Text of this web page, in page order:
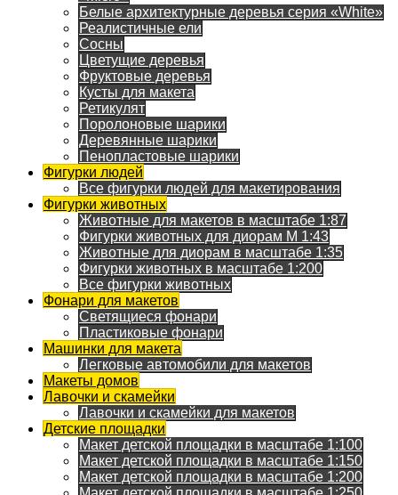
Белые архитектурные деревья серия «White»
Реалистичные ели
Сосны
Цветущие деревья
Фруктовые деревья
Кусты для макета
Ретикулят
Поролоновые шарики
Деревянные шарики
Пенопластовые шарики
Фигурки людей
Все фигурки людей для макетирования
Фигурки животных
Животные для макетов в масштабе 1:87
Фигурки животных для диорам М 1:43
Животные для диорам в масштабе 1:35
Фигурки животных в масштабе 1:200
Все фигурки животных
Фонари для макетов
Светящиеся фонари
Пластиковые фонари
Машинки для макета
Легковые автомобили для макетов
Макеты домов
Лавочки и скамейки
Лавочки и скамейки для макетов
Детские площадки
Макет детской площадки в масштабе 1:100
Макет детской площадки в масштабе 1:150
Макет детской площадки в масштабе 1:200